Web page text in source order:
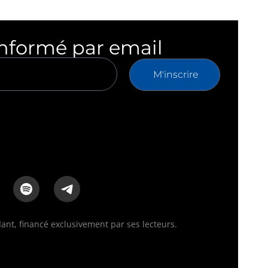
par email
M'inscrire
financé exclusivement par ses lecteurs.